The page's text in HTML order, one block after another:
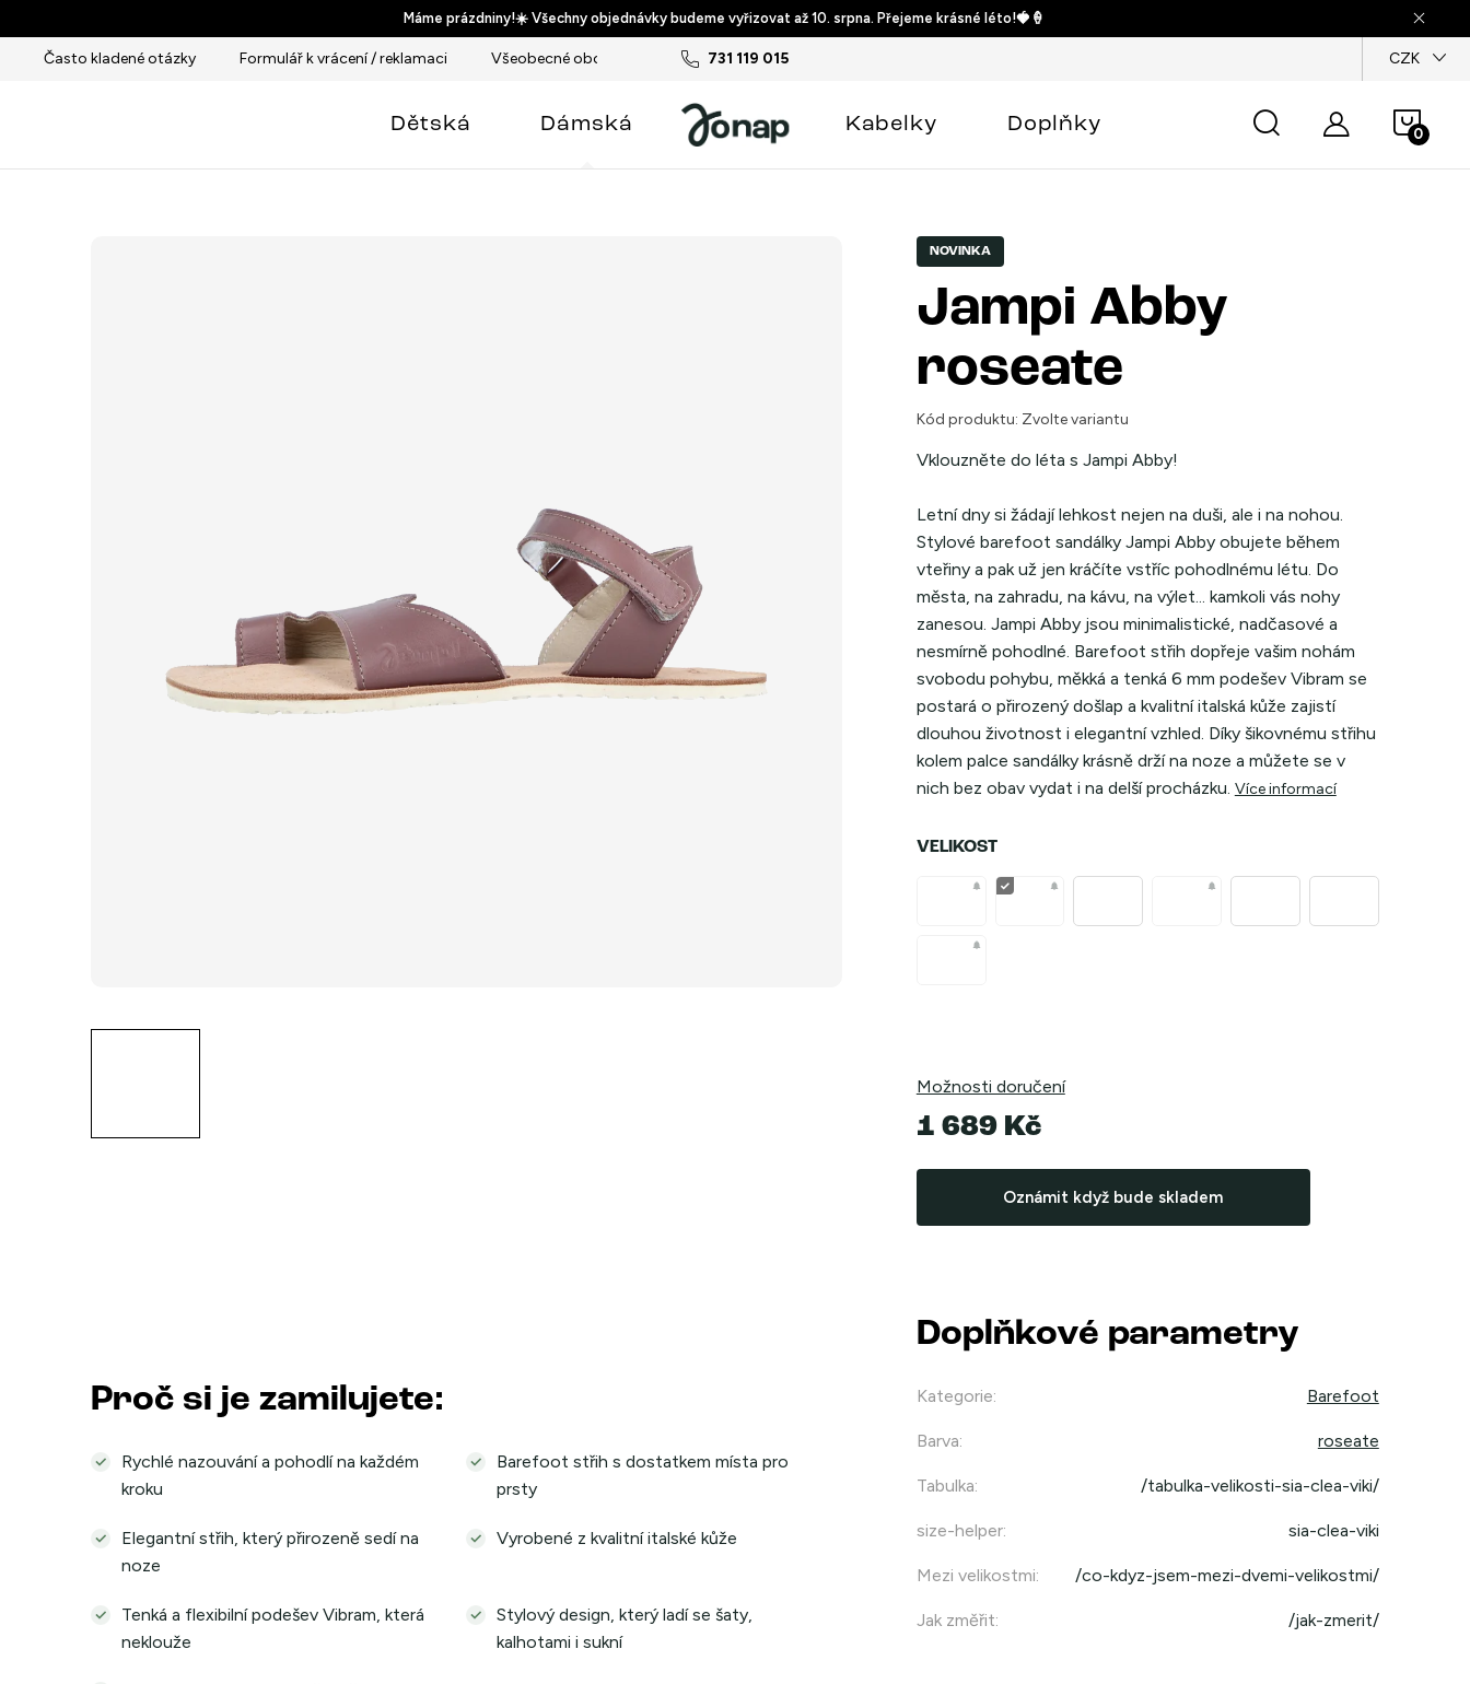
na
obsah
Máme prázdniny!☀️ Všechny objednávky budeme vyřizovat až 10. srpna. Přejeme krásné léto!🍓🍦
731 119 015
Často kladené otázky Formulář k vrácení / reklamaci Všeobecné obchodní podmínky Podmínky ochrany osobních údajů CZK
košík
Dětská Dámská Kabelky Doplňky
NOVINKA
Jampi Abby
roseate
Kód produktu: Zvolte variantu
Vklouzněte do léta s Jampi Abby!
Letní dny si žádají lehkost nejen na duši, ale i na nohou.
Stylové barefoot sandálky Jampi Abby obujete během
vteřiny a pak už jen kráčíte vstříc pohodlnému létu. Do
města, na zahradu, na kávu, na výlet... kamkoli vás nohy
zanesou. Jampi Abby jsou minimalistické, nadčasové a
nesmírně pohodlné. Barefoot střih dopřeje vašim nohám
svobodu pohybu, měkká a tenká 6 mm podešev Vibram se
postará o přirozený došlap a kvalitní italská kůže zajistí
dlouhou životnost i elegantní vzhled. Díky šikovnému střihu
kolem palce sandálky krásně drží na noze a můžete se v
nich bez obav vydat i na delší procházku. Více informací
VELIKOST
Možnosti doručení
1 689 Kč
Oznámit když bude skladem
Proč si je zamilujete:
Rychlé nazouvání a pohodlí na každém
kroku
Barefoot střih s dostatkem místa pro
prsty
Elegantní střih, který přirozeně sedí na
noze
Vyrobené z kvalitní italské kůže
Tenká a flexibilní podešev Vibram, která
neklouže
Stylový design, který ladí se šaty,
kalhotami i sukní
Doplňkové parametry
Kategorie: Barefoot
Barva: roseate
Tabulka: /tabulka-velikosti-sia-clea-viki/
size-helper: sia-clea-viki
Mezi velikostmi: /co-kdyz-jsem-mezi-dvemi-velikostmi/
Jak změřit: /jak-zmerit/